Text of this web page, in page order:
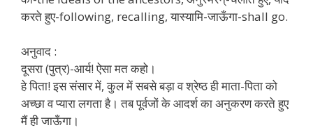
करते हुए-following, recalling, यास्यामि-जाऊँगा-shall go.
अनुवाद :
दूसरा (पुत्र)-आर्य! ऐसा मत कहो।
हे पिता! इस संसार में, कुल में सबसे बड़ा व श्रेष्ठ ही माता-पिता को
अच्छा व प्यारा लगता है। तब पूर्वजों के आदर्श का अनुकरण करते हुए
मैं ही जाऊँगा।